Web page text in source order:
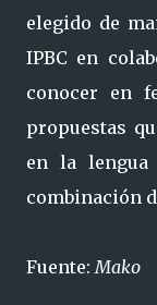
elegido de
IPBC en
conocer en
propuestas
en la
combinación
Fuente:Mako